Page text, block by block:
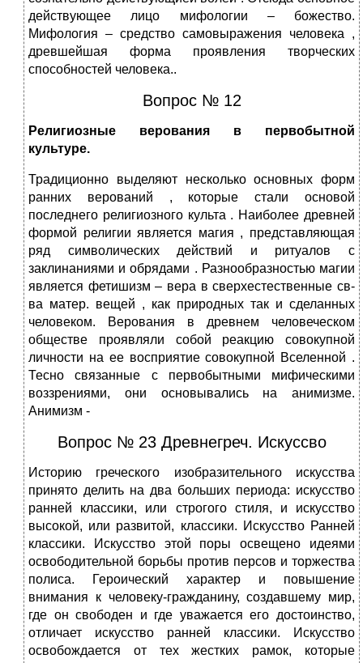
действующее лицо мифологии – божество.
Мифология – средство самовыражения человека ,
древшейшая форма проявления творческих
способностей человека..
Вопрос № 12
Религиозные верования в первобытной
культуре.
Традиционно выделяют несколько основных форм
ранних верований , которые стали основой
последнего религиозного культа . Наиболее древней
формой религии является магия , представляющая
ряд символических действий и ритуалов с
заклинаниями и обрядами . Разнообразностью магии
является фетишизм – вера в сверхестественные св-
ва матер. вещей , как природных так и сделанных
человеком. Верования в древнем человеческом
обществе проявляли собой реакцию совокупной
личности на ее восприятие совокупной Вселенной .
Тесно связанные с первобытными мифическими
воззрениями, они основывались на анимизме.
Анимизм -
Вопрос № 23 Древнегреч. Искуссво
Историю греческого изобразительного искусства
принято делить на два больших периода: искусство
ранней классики, или строгого стиля, и искусство
высокой, или развитой, классики. Искусство Ранней
классики. Искусство этой поры освещено идеями
освободительной борьбы против персов и торжества
полиса. Героический характер и повышение
внимания к человеку-гражданину, создавшему мир,
где он свободен и где уважается его достоинство,
отличает искусство ранней классики. Искусство
освобождается от тех жестких рамок, которые